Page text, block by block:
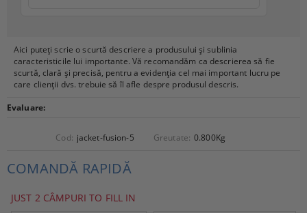
Aici puteți scrie o scurtă descriere a produsului și sublinia
caracteristicile lui importante. Vă recomandăm ca descrierea să fie
scurtă, clară și precisă, pentru a evidenția cel mai important lucru pe
care clienții dvs. trebuie să îl afle despre produsul descris.
Evaluare:
Cod: jacket-fusion-5 Greutate: 0.800Kg
COMANDĂ RAPIDĂ
JUST 2 CÂMPURI TO FILL IN